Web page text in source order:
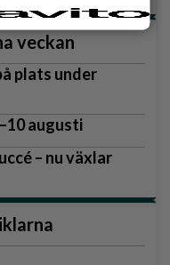
veckan
plats under
augusti
– nu växlar